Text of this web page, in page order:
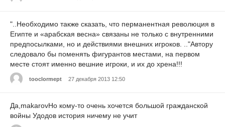
"..Необходимо также сказать, что перманентная революция в
Египте и «арабская весна» связаны не только с внутренними
предпосылками, но и действиями внешних игроков. .."Автору
следовало бы поменять фигурантов местами, на первом
месте стоят именно вешние игроки, и их до хрена!!!
tooclormept 27 декабря 2013 12:50
Да,makarovНо кому-то очень хочется большой гражданской
войны Удодов история ничему не учит